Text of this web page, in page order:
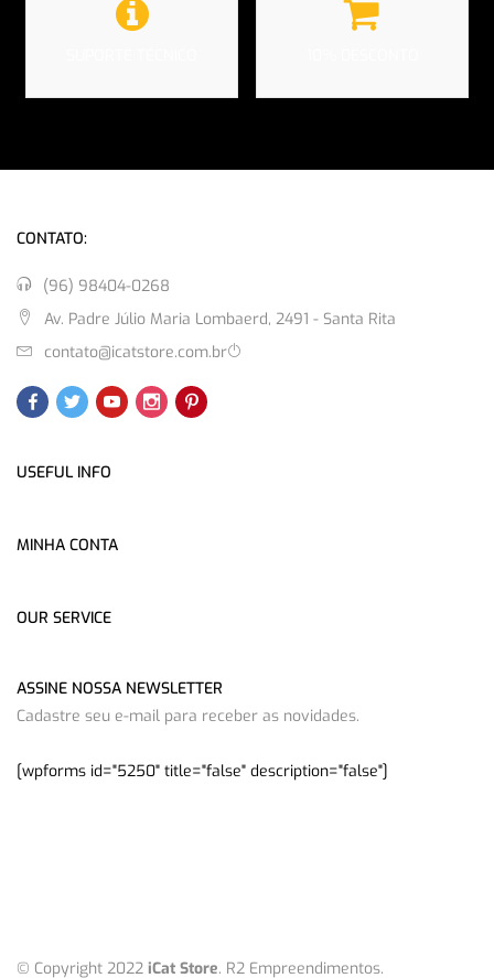
CONTATO:
(96) 98404-0268
Av. Padre Júlio Maria Lombaerd, 2491 - Santa Rita
contato@icatstore.com.br
USEFUL INFO
MINHA CONTA
OUR SERVICE
ASSINE NOSSA NEWSLETTER
Cadastre seu e-mail para receber as novidades.
[wpforms id="5250" title="false" description="false"]
© Copyright 2022 iCat Store. R2 Empreendimentos.